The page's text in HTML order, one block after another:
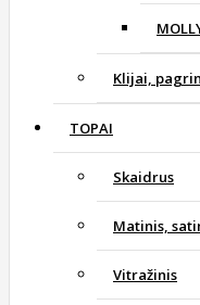
Klijai,
TOPAI
Skaidrus
Matinis,
Vitražinis